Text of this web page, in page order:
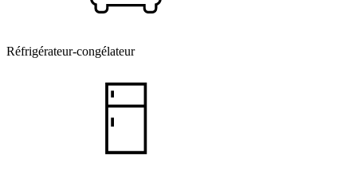
Réfrigérateur-congélateur